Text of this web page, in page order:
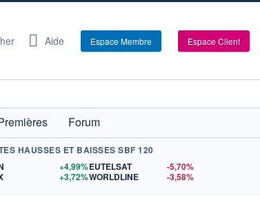
Aide Espace Membre Espace Client
Forum
HAUSSES ET BAISSES SBF 120
+4,99%
+3,72%
EUTELSAT
-5,70%
WORLDLINE
-3,58%